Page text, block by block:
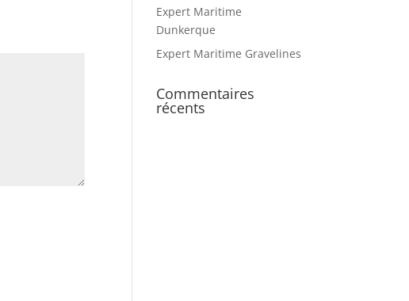
Expert Maritime
Dunkerque
Expert Maritime Gravelines
Commentaires
récents